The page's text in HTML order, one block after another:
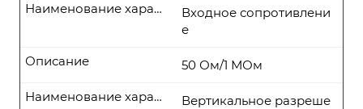
Входное сопротивлени
е
Наименование характеристики
50 Ом/1 МОм
Описание
Вертикальное разреше
Наименование характеристики